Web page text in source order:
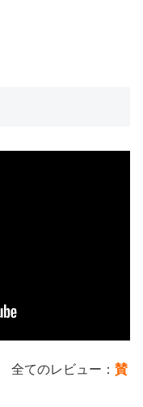
全てのレビュー： 賛